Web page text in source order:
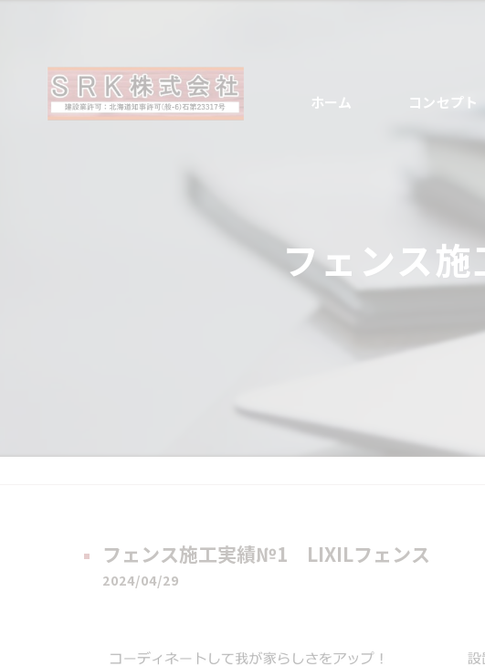
ホーム コンセプト
フェンス
フェンス施工実績№1 LIXILフェンス
2024/04/29